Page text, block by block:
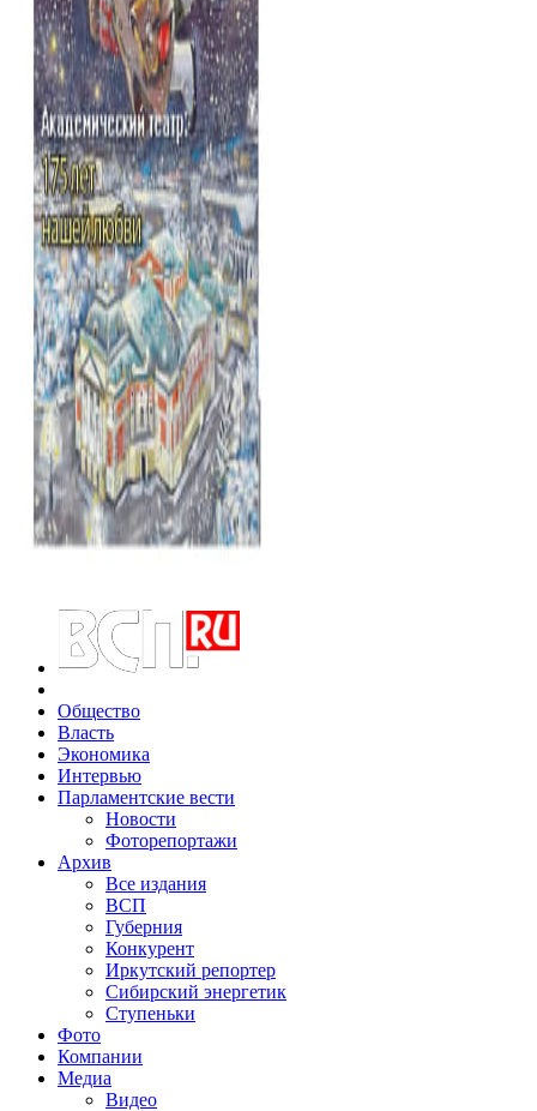
Общество
Власть
Экономика
Интервью
Парламентские вести
Новости
Фоторепортажи
Архив
Все издания
ВСП
Губерния
Конкурент
Иркутский репортер
Сибирский энергетик
Ступеньки
Фото
Компании
Медиа
Видео